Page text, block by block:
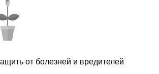
от болезней и вредителей